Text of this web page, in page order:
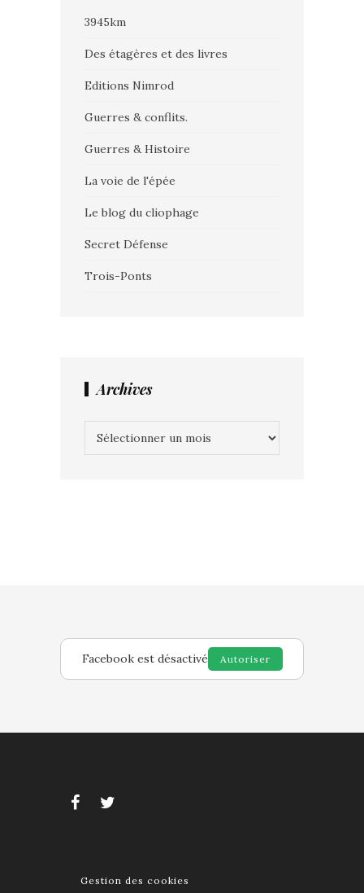
3945km
Des étagères et des livres
Editions Nimrod
Guerres & conflits.
Guerres & Histoire
La voie de l'épée
Le blog du cliophage
Secret Défense
Trois-Ponts
Archives
Facebook est désactivé Autoriser
Gestion des cookies